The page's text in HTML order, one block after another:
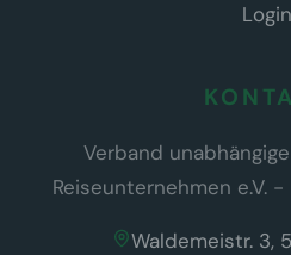
Login
Verband
Reiseunternehmen e.V.
Waldemeistr. 3,